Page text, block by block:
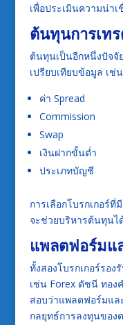
เพื่อประเมินความน่า
ต้นทุนการเท
ต้นทุนเป็นอีกหนึ่งปัจจั
เปรียบเทียบข้อมูล เช่น
ค่า Spread
Commission
Swap
เงินฝากขั้นต่ำ
ประเภทบัญชี
การเลือกโบรกเกอร์ที่
จะช่วยบริหารต้นทุนไ
แพลตฟอร์มแ
ทั้งสองโบรกเกอร์รอ
เช่น Forex ดัชนี ทอง
สอบว่าแพลตฟอร์มแล
กลยุทธ์การลงทุนของ